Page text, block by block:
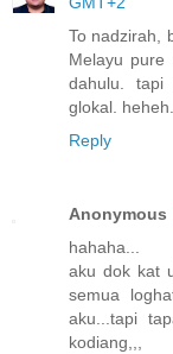
To nadzirah,
Melayu
dahulu. tapi
glokal. heheh..
Reply
Anonymous
hahaha...
aku dok kat
semua
aku...tapi
kodiang,,,